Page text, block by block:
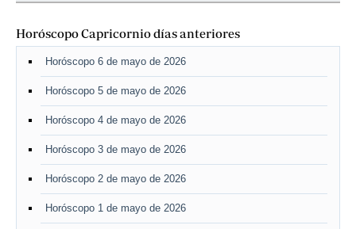
Horóscopo Capricornio días anteriores
Horóscopo 6 de mayo de 2026
Horóscopo 5 de mayo de 2026
Horóscopo 4 de mayo de 2026
Horóscopo 3 de mayo de 2026
Horóscopo 2 de mayo de 2026
Horóscopo 1 de mayo de 2026